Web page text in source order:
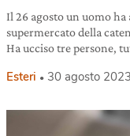
Il 26 agosto un uomo
supermercato della
Ha ucciso tre persone,
Esteri 30 agosto 2023